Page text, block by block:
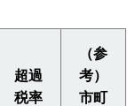
超過
税率
（参
考）
市町